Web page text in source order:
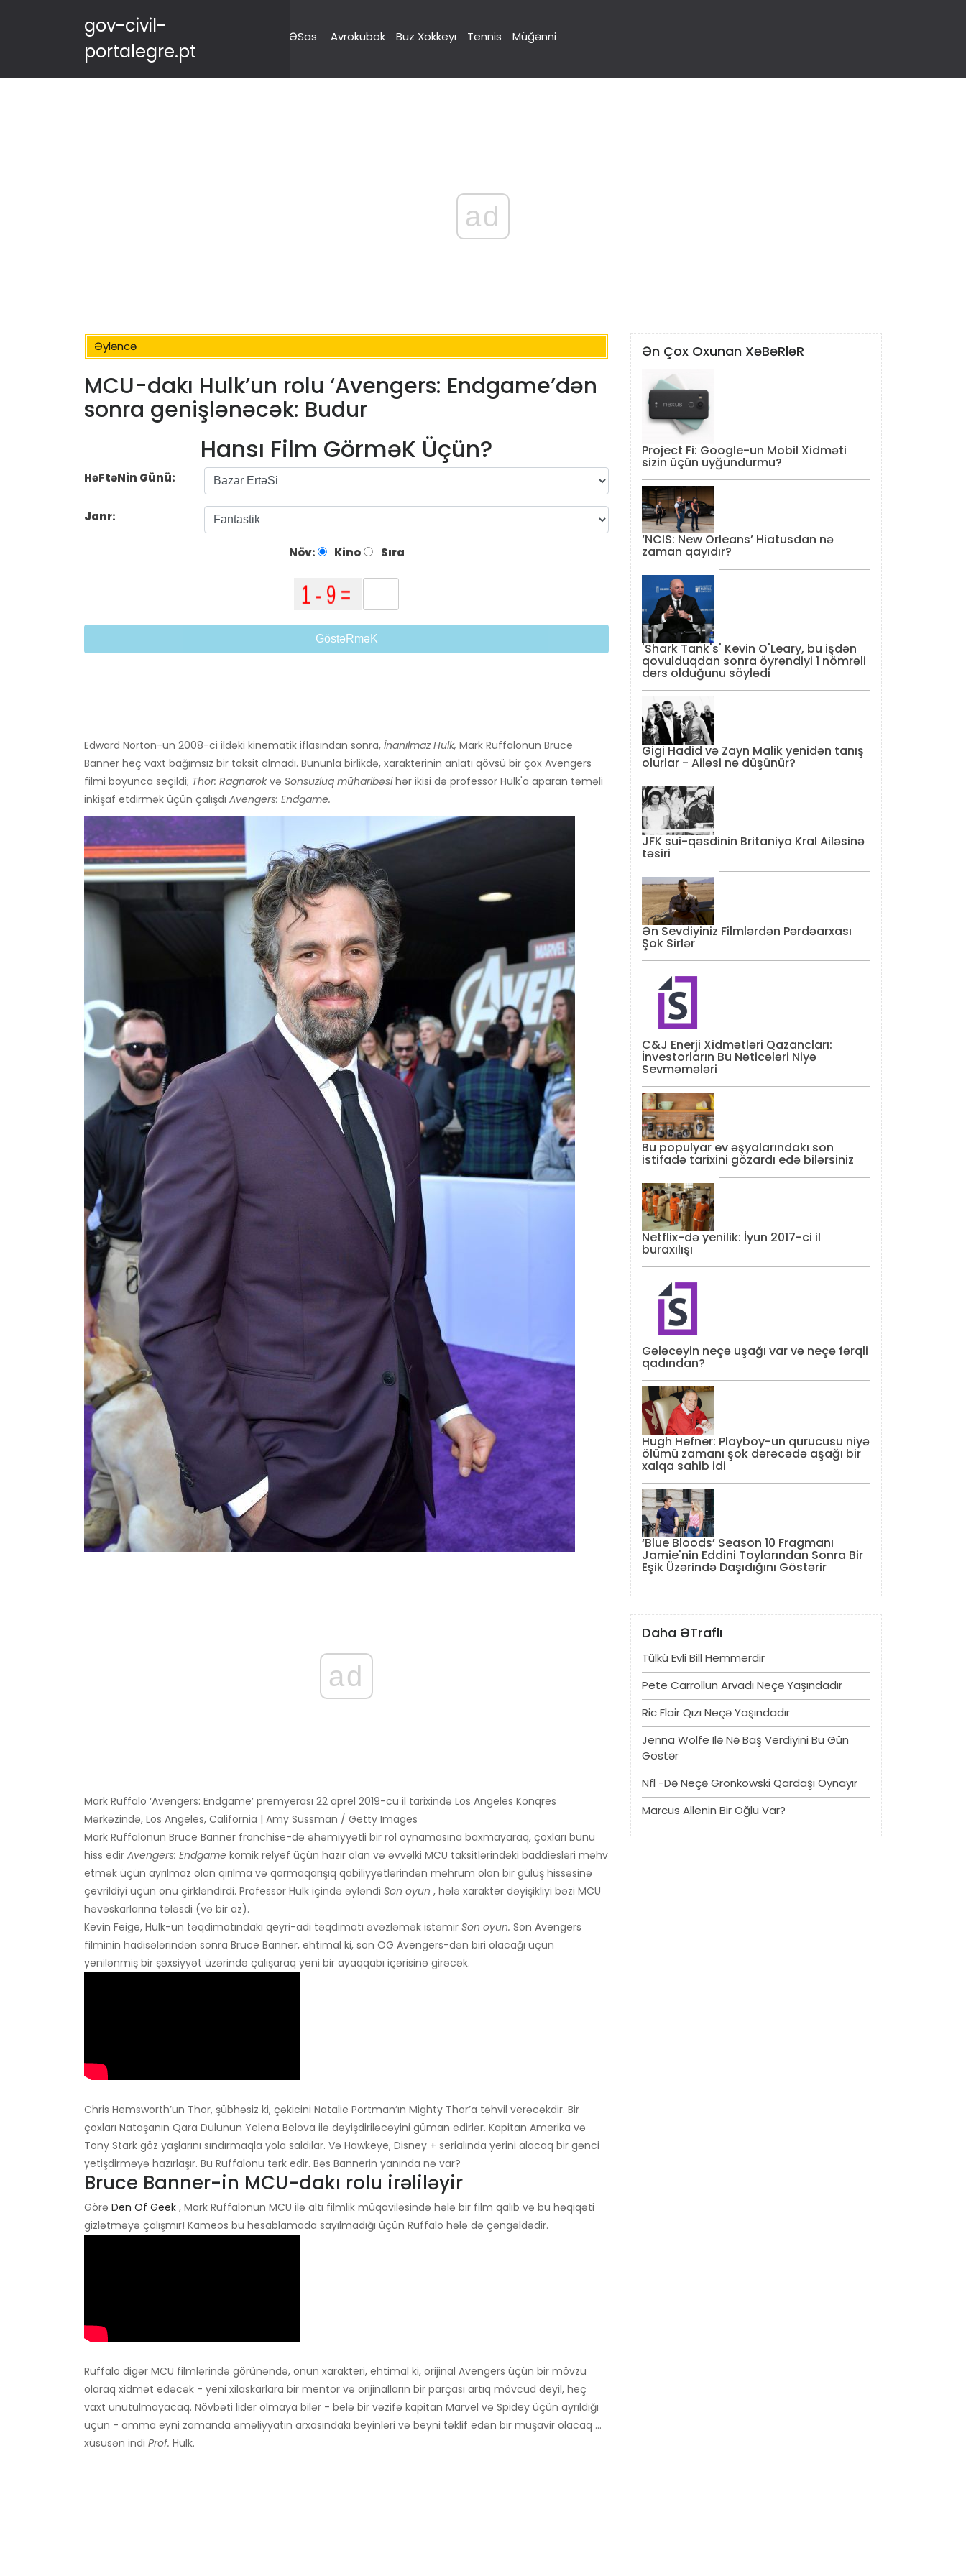
gov-civil-
portalegre.pt
ƏSas Avrokubok Buz Xokkeyı Tennis Müğənni
ad
Əyləncə
MCU-dakı Hulk’un rolu ‘Avengers: Endgame’dən
sonra genişlənəcək: Budur
Hansı Film GörməK Üçün?
HəFtəNin Günü:
Janr:
Növ: Kino Sıra
GöstəRməK
Edward Norton-un 2008-ci ildəki kinematik iflasından sonra, İnanılmaz Hulk, Mark Ruffalonun Bruce
Banner heç vaxt bağımsız bir taksit almadı. Bununla birlikdə, xarakterinin anlatı qövsü bir çox Avengers
filmi boyunca seçildi; Thor: Ragnarokvə Sonsuzluq müharibəsihər ikisi də professor Hulk'a aparan təməli
inkişaf etdirmək üçün çalışdı Avengers: Endgame.
ad
Mark Ruffalo ‘Avengers: Endgame’ premyerası 22 aprel 2019-cu il tarixində Los Angeles Konqres
Mərkəzində, Los Angeles, California | Amy Sussman / Getty Images
Mark Ruffalonun Bruce Banner franchise-də əhəmiyyətli bir rol oynamasına baxmayaraq, çoxları bunu
hiss edir Avengers: Endgame komik relyef üçün hazır olan və əvvəlki MCU taksitlərindəki baddiesləri məhv
etmək üçün ayrılmaz olan qırılma və qarmaqarışıq qabiliyyətlərindən məhrum olan bir gülüş hissəsinə
çevrildiyi üçün onu çirkləndirdi. Professor Hulk içində əyləndi Son oyun , hələ xarakter dəyişikliyi bəzi MCU
həvəskarlarına tələsdi (və bir az).
Kevin Feige, Hulk-un təqdimatındakı qeyri-adi təqdimatı əvəzləmək istəmir Son oyun. Son Avengers
filminin hadisələrindən sonra Bruce Banner, ehtimal ki, son OG Avengers-dən biri olacağı üçün
yenilənmiş bir şəxsiyyət üzərində çalışaraq yeni bir ayaqqabı içərisinə girəcək.
Chris Hemsworth’un Thor, şübhəsiz ki, çəkicini Natalie Portman’ın Mighty Thor’a təhvil verəcəkdir. Bir
çoxları Nataşanın Qara Dulunun Yelena Belova ilə dəyişdiriləcəyini güman edirlər. Kapitan Amerika və
Tony Stark göz yaşlarını sındırmaqla yola saldılar. Və Hawkeye, Disney + serialında yerini alacaq bir gənci
yetişdirməyə hazırlaşır. Bu Ruffalonu tərk edir. Bəs Bannerin yanında nə var?
Bruce Banner-in MCU-dakı rolu irəliləyir
Görə Den Of Geek , Mark Ruffalonun MCU ilə altı filmlik müqaviləsində hələ bir film qalıb və bu həqiqəti
gizlətməyə çalışmır! Kameos bu hesablamada sayılmadığı üçün Ruffalo hələ də çəngəldədir.
Ruffalo digər MCU filmlərində görünəndə, onun xarakteri, ehtimal ki, orijinal Avengers üçün bir mövzu
olaraq xidmət edəcək - yeni xilaskarlara bir mentor və orijinalların bir parçası artıq mövcud deyil, heç
vaxt unutulmayacaq. Növbəti lider olmaya bilər - belə bir vəzifə kapitan Marvel və Spidey üçün ayrıldığı
üçün - amma eyni zamanda əməliyyatın arxasındakı beyinləri və beyni təklif edən bir müşavir olacaq ...
xüsusən indi Prof. Hulk.
Ən Çox Oxunan XəBəRləR
Project Fi: Google-un Mobil Xidməti
sizin üçün uyğundurmu?
‘NCIS: New Orleans’ Hiatusdan nə
zaman qayıdır?
'Shark Tank's' Kevin O'Leary, bu işdən
qovulduqdan sonra öyrəndiyi 1 nömrəli
dərs olduğunu söylədi
Gigi Hadid və Zayn Malik yenidən tanış
olurlar - Ailəsi nə düşünür?
JFK sui-qəsdinin Britaniya Kral Ailəsinə
təsiri
Ən Sevdiyiniz Filmlərdən Pərdəarxası
Şok Sirlər
C&J Enerji Xidmətləri Qazancları:
İnvestorların Bu Nəticələri Niyə
Sevməmələri
Bu populyar ev əşyalarındakı son
istifadə tarixini gözardı edə bilərsiniz
Netflix-də yenilik: İyun 2017-ci il
buraxılışı
Gələcəyin neçə uşağı var və neçə fərqli
qadından?
Hugh Hefner: Playboy-un qurucusu niyə
ölümü zamanı şok dərəcədə aşağı bir
xalqa sahib idi
‘Blue Bloods’ Season 10 Fragmanı
Jamie'nin Eddini Toylarından Sonra Bir
Eşik Üzərində Daşıdığını Göstərir
Daha ƏTraflı
Tülkü Evli Bill Hemmerdir
Pete Carrollun Arvadı Neçə Yaşındadır
Ric Flair Qızı Neçə Yaşındadır
Jenna Wolfe Ilə Nə Baş Verdiyini Bu Gün
Göstər
Nfl -də Neçə Gronkowski Qardaşı Oynayır
Marcus Allenin Bir Oğlu Var?